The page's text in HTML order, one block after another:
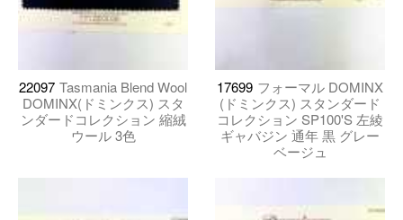
22097 Tasmania Blend Wool
DOMINX(ドミンクス) スタ
ンダードコレクション 縮絨
ウール 3色
17699 フォーマル DOMINX
(ドミンクス) スタンダード
コレクション SP100'S 左綾
ギャバジン 通年 黒 グレー
ベージュ